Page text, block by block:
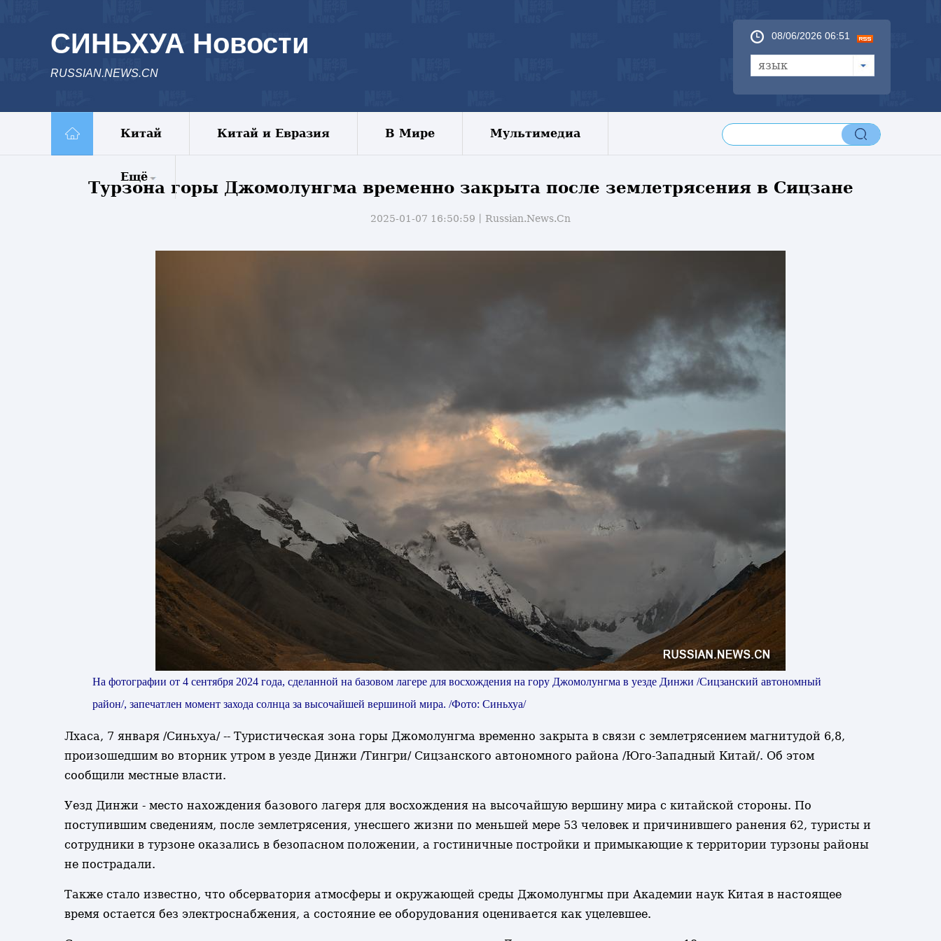
СИНЬХУА Новости
RUSSIAN.NEWS.CN
08/06/2026 06:51
язык
Китай Китай и Евразия В Мире Мультимедиа
Ещё
Турзона горы Джомолунгма временно закрыта после землетрясения в Сицзане
2025-01-07 16:50:59丨 Russian.News.Cn
На фотографии от 4 сентября 2024 года, сделанной на базовом лагере для восхождения на гору Джомолунгма в уезде Динжи /Сицзанский автономный
район/, запечатлен момент захода солнца за высочайшей вершиной мира. /Фото: Синьхуа/
Лхаса, 7 января /Синьхуа/ -- Туристическая зона горы Джомолунгма временно закрыта в связи с землетрясением магнитудой 6,8,
произошедшим во вторник утром в уезде Динжи /Тингри/ Сицзанского автономного района /Юго-Западный Китай/. Об этом
сообщили местные власти.
Уезд Динжи - место нахождения базового лагеря для восхождения на высочайшую вершину мира с китайской стороны. По
поступившим сведениям, после землетрясения, унесшего жизни по меньшей мере 53 человек и причинившего ранения 62, туристы и
сотрудники в турзоне оказались в безопасном положении, а гостиничные постройки и примыкающие к территории турзоны районы
не пострадали.
Также стало известно, что обсерватория атмосферы и окружающей среды Джомолунгмы при Академии наук Китая в настоящее
время остается без электроснабжения, а состояние ее оборудования оценивается как уцелевшее.